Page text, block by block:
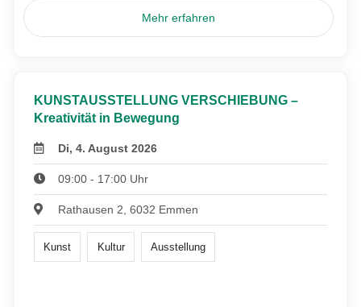
Mehr erfahren
KUNSTAUSSTELLUNG VERSCHIEBUNG –
Kreativität in Bewegung
Di, 4. August 2026
09:00 - 17:00 Uhr
Rathausen 2, 6032 Emmen
Kunst Kultur Ausstellung